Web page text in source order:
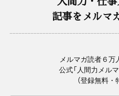
記事をメルマ
メルマガ読者６万
公式「人間力メル
（登録無料・